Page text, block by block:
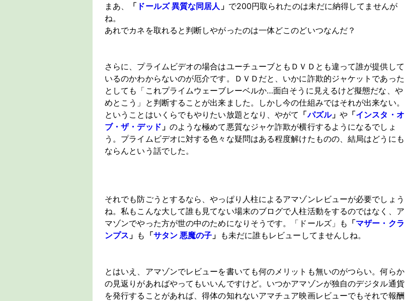
まあ、 「 ドールズ 異質な同居人 」 で200円取られたのは未だに納得してませんが
ね。
あれでカネを取れると判断しやがったのは一体どこのどいつなんだ？
さらに、プライムビデオの場合はユーチューブともＤＶＤとも違って誰が提供して
いるのかわからないのが厄介です。ＤＶＤだと、いかに詐欺的ジャケットであった
としても「これプライムウェーブレーベルか…面白そうに見えるけど擬態だな、や
めとこう」と判断することが出来ました。しかし今の仕組みではそれが出来ない。
ということはいくらでもやりたい放題となり、やがて 「パズル」 や 「インスタ・オ
ブ・ザ・デッド 」 のような極めて悪質なジャケ詐欺が横行するようになるでしょ
う。プライムビデオに対する色々な疑問はある程度解けたものの、結局はどうにも
ならんという話でした。
それでも防ごうとするなら、やっぱり人柱によるアマゾンレビューが必要でしょう
ね。私もこんな大して誰も見てない場末のブログで人柱活動をするのではなく、ア
マゾンでやった方が世の中のためになりそうです。「ドールズ」も 「マザー・クラ
ンプス 」 も 「サタン 悪魔の子 」 も未だに誰もレビューしてませんしね。
とはいえ、アマゾンでレビューを書いても何のメリットも無いのがつらい。何らか
の見返りがあればやってもいいんですけど。いつかアマゾンが独自のデジタル通貨
を発行することがあれば、得体の知れないアマチュア映画レビューでもそれで報酬